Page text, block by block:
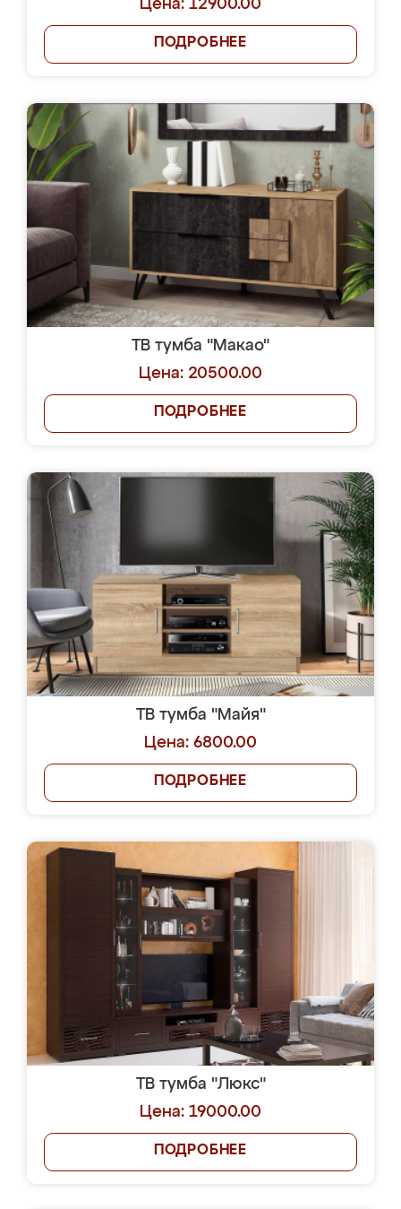
Цена: 12900.00
ПОДРОБНЕЕ
ТВ тумба "Макао"
Цена: 20500.00
ПОДРОБНЕЕ
ТВ тумба "Майя"
Цена: 6800.00
ПОДРОБНЕЕ
ТВ тумба "Люкс"
Цена: 19000.00
ПОДРОБНЕЕ